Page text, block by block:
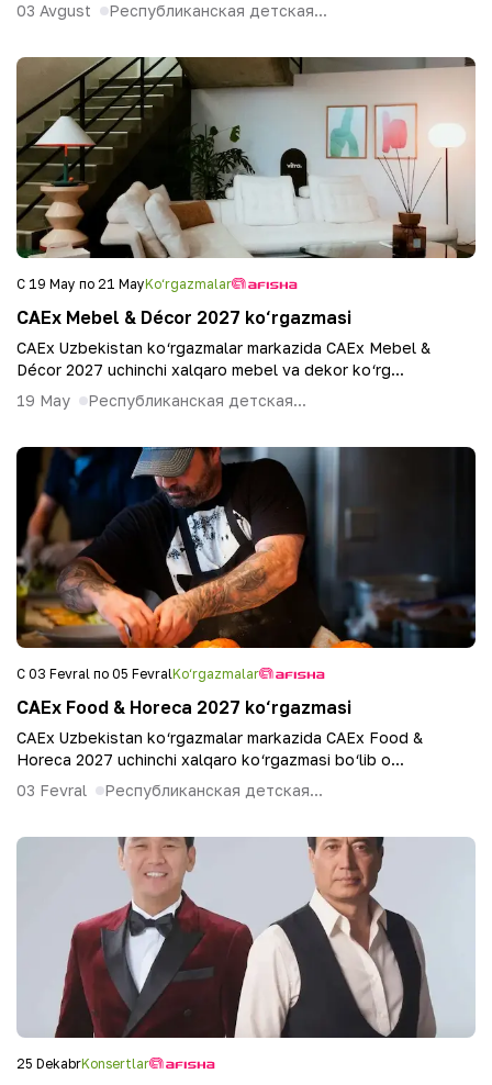
03 Avgust
Республиканская детская...
С 19 May по 21 MayKo‘rgazmalar
CAEx Mebel & Décor 2027 ko‘rgazmasi
CAEx Uzbekistan ko‘rgazmalar markazida CAEx Mebel &
Décor 2027 uchinchi xalqaro mebel va dekor ko‘rg...
19 May
Республиканская детская...
С 03 Fevral по 05 FevralKo‘rgazmalar
CAEx Food & Horeca 2027 ko‘rgazmasi
CAEx Uzbekistan ko‘rgazmalar markazida CAEx Food &
Horeca 2027 uchinchi xalqaro ko‘rgazmasi bo‘lib o...
03 Fevral
Республиканская детская...
25 DekabrKonsertlar